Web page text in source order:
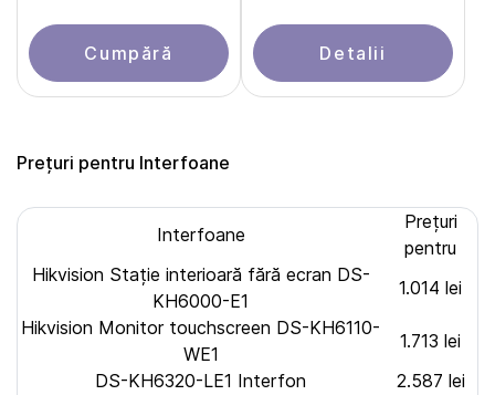
Cumpără Detalii
Prețuri pentru Interfoane
Interfoane
Prețuri
pentru
Hikvision Stație interioară fără ecran DS-
KH6000-E1
1.014 lei
Hikvision Monitor touchscreen DS-KH6110-
WE1
1.713 lei
DS-KH6320-LE1 Interfon
2.587 lei